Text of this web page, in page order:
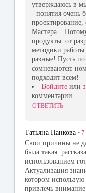
утверждаюсь в
- понятия очень
проектирование,
Мастера...
продукты: от
методики
разные! Пусть
сомневаются:
подходит всем!
Войдите или
комментарии
ОТВЕТИТЬ
Татьяна Панкова • 7
Свои причины не
была такая:
использованием
Актуализация
котором
привлечь